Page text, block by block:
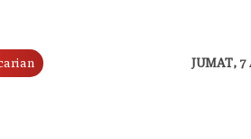
JUMAT, 7